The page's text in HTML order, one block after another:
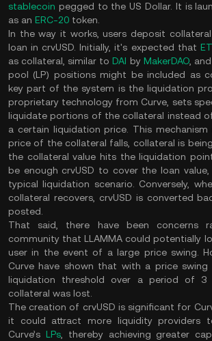
stablecoin pegged to the US Dollar. It is
as an ERC-20 token.
In the way it works, users deposit
loan in crvUSD. Initially, it's expected that
as collateral, similar toDAI by MakerDAO,
pool (LP) positions might be included as
key part of the system is the liquidation
proprietary technology from Curve, sets
liquidate portions of the collateral instead
a certain liquidation price. This
price of the collateral falls, collateral is
the collateral value hits the liquidation
be enough crvUSD to cover the loan
typical liquidation scenario. Conversely,
collateral recovers, crvUSD is converted
posted​.
That said, there have been concerns
community that LLAMMA could potentially
user in the event of a large price swing.
Curve have shown that with a price
liquidation threshold over a period of 3
collateral was lost​.
The creation of crvUSD is significant for
it could attract more liquidity providers
Curve’s LPs, thereby achieving greater